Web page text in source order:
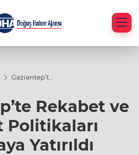
Gaziantep’te
Politikaları
Masaya
Rekabet ve
Politikaları
Yatırıldı